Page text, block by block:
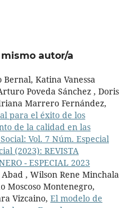
autor/a
Katina Vanessa
Poveda Sánchez , Doris
Marrero Fernández,
para el éxito de los
de la calidad en las
Vol. 7 Núm. Especial
(2023): REVISTA
- ESPECIAL 2023
, Wilson Rene Minchala
Moscoso Montenegro,
Vizcaino, El modelo de